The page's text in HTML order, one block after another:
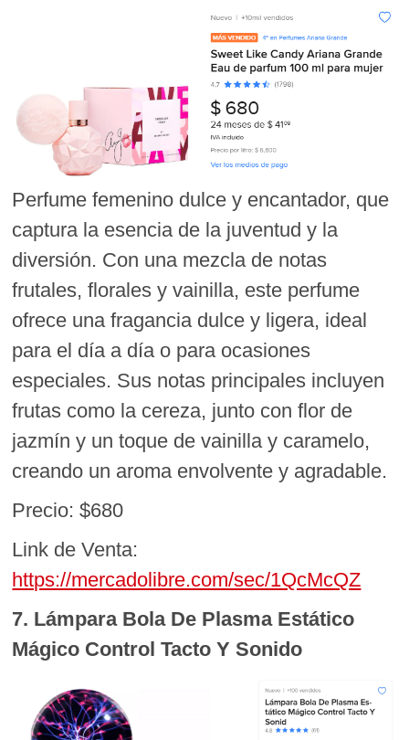
Perfume femenino dulce y encantador, que
captura la esencia de la juventud y la
diversión. Con una mezcla de notas
frutales, florales y vainilla, este perfume
ofrece una fragancia dulce y ligera, ideal
para el día a día o para ocasiones
especiales. Sus notas principales incluyen
frutas como la cereza, junto con flor de
jazmín y un toque de vainilla y caramelo,
creando un aroma envolvente y agradable.
Precio: $680
Link de Venta:
https://mercadolibre.com/sec/1QcMcQZ
7. Lámpara Bola De Plasma Estático
Mágico Control Tacto Y Sonido